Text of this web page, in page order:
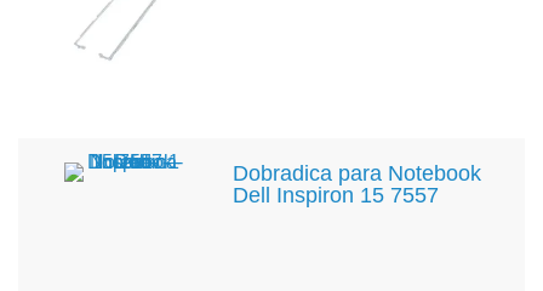
Dobradica para Notebook
Dell Inspiron 15 7557